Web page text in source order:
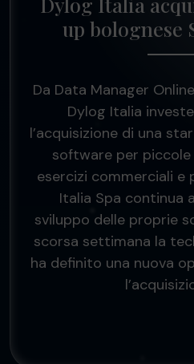
up bolognese
Da Data Manager
Dylog Italia
l’acquisizione di una
software per piccole
esercizi commerciali e
Italia Spa continua
sviluppo delle proprie
scorsa settimana la
ha definito una nuova